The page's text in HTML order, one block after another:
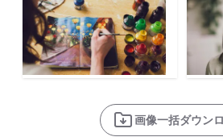
画像一括ダウン